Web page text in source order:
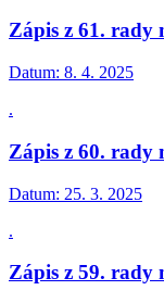
Zápis z 61. rady
Datum: 8. 4. 2025
.
Zápis z 60. rady
Datum: 25. 3. 2025
.
Zápis z 59. rady